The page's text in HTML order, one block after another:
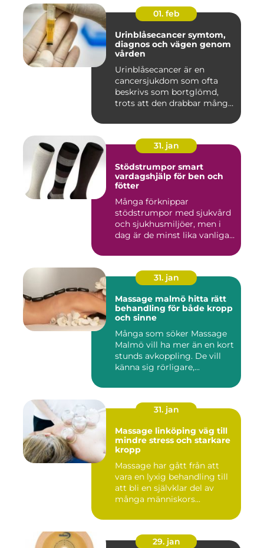
01. feb
Urinblåsecancer symtom,
diagnos och vägen genom
vården
Urinblåsecancer är en
cancersjukdom som ofta
beskrivs som bortglömd,
trots att den drabbar många
31. jan
Stödstrumpor smart
vardagshjälp för ben och
fötter
Många förknippar
stödstrumpor med sjukvård
och sjukhusmiljöer, men i
dag är de minst lika vanliga
31. jan
Massage malmö hitta rätt
behandling för både kropp
och sinne
Många som söker Massage
Malmö vill ha mer än en kort
stunds avkoppling. De vill
känna sig rörligare,...
31. jan
Massage linköping väg till
mindre stress och starkare
kropp
Massage har gått från att
vara en lyxig behandling till
att bli en självklar del av
många människors...
29. jan